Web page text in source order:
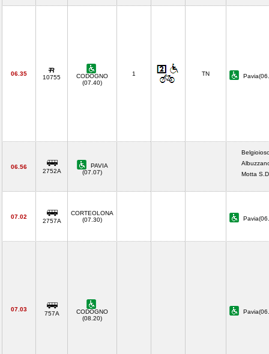
06.35
10755
CODOGNO
(07.40)
1 TN
06.56
2752A
PAVIA
(07.07)
Motta
07.02
2757A
CORTEOLONA
(07.30)
07.03
757A
CODOGNO
(08.20)